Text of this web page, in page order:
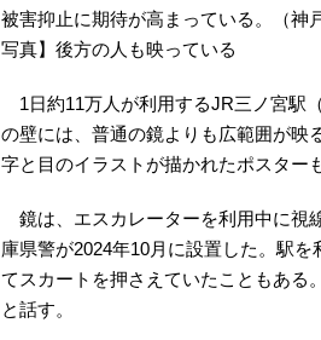
被害抑止に期待が高まっている。（
写真】後方の人も映っている
1日約11万人が利用するJR三ノ宮駅
の壁には、普通の鏡よりも広範囲が映
字と目のイラストが描かれたポスター
鏡は、エスカレーターを利用中に視
庫県警が2024年10月に設置した。駅
てスカートを押さえていたこともある
と話す。